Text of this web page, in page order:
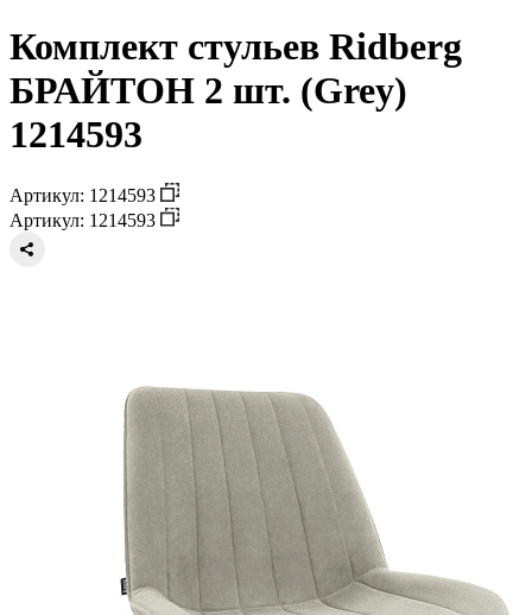
Комплект стульев Ridberg
БРАЙТОН 2 шт. (Grey)
1214593
Артикул: 1214593
Артикул: 1214593